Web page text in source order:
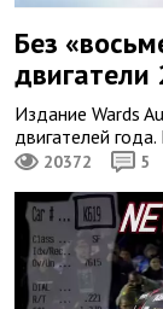
Без
двигатели
Издание Wards
двигателей
20372 5